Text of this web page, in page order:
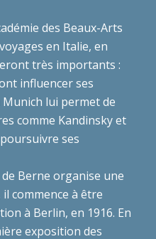
des Beaux-Arts
en Italie, en
très importants :
influencer ses
lui permet de
comme Kandinsky et
ses
Berne organise une
commence à être
à Berlin, en 1916. En
exposition des